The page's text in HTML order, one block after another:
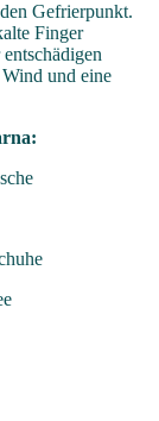
Gefrierpunkt.
Finger
Wind und eine